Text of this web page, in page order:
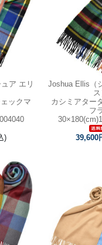
ア エリ
ックマ
)
Joshua Ellis（
ス
カシミアター
フ
39,600